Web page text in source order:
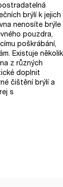
brýlí k jejich
nenosíte brýle
pouzdra,
poškrábání,
Existuje několik
z různých
doplnit
čištění brýlí a
s